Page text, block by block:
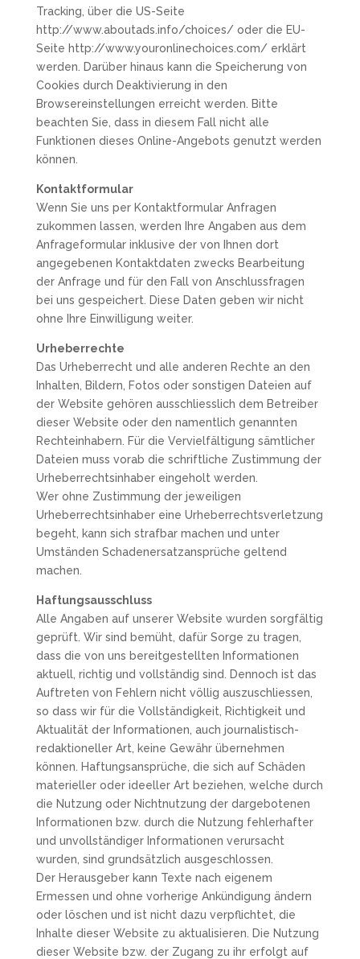
Tracking, über die US-Seite
http://www.aboutads.info/choices/ oder die EU-
Seite http://www.youronlinechoices.com/ erklärt
werden. Darüber hinaus kann die Speicherung von
Cookies durch Deaktivierung in den
Browsereinstellungen erreicht werden. Bitte
beachten Sie, dass in diesem Fall nicht alle
Funktionen dieses Online-Angebots genutzt werden
können.
Kontaktformular
Wenn Sie uns per Kontaktformular Anfragen
zukommen lassen, werden Ihre Angaben aus dem
Anfrageformular inklusive der von Ihnen dort
angegebenen Kontaktdaten zwecks Bearbeitung
der Anfrage und für den Fall von Anschlussfragen
bei uns gespeichert. Diese Daten geben wir nicht
ohne Ihre Einwilligung weiter.
Urheberrechte
Das Urheberrecht und alle anderen Rechte an den
Inhalten, Bildern, Fotos oder sonstigen Dateien auf
der Website gehören ausschliesslich dem Betreiber
dieser Website oder den namentlich genannten
Rechteinhabern. Für die Vervielfältigung sämtlicher
Dateien muss vorab die schriftliche Zustimmung der
Urheberrechtsinhaber eingeholt werden.
Wer ohne Zustimmung der jeweiligen
Urheberrechtsinhaber eine Urheberrechtsverletzung
begeht, kann sich strafbar machen und unter
Umständen Schadenersatzansprüche geltend
machen.
Haftungsausschluss
Alle Angaben auf unserer Website wurden sorgfältig
geprüft. Wir sind bemüht, dafür Sorge zu tragen,
dass die von uns bereitgestellten Informationen
aktuell, richtig und vollständig sind. Dennoch ist das
Auftreten von Fehlern nicht völlig auszuschliessen,
so dass wir für die Vollständigkeit, Richtigkeit und
Aktualität der Informationen, auch journalistisch-
redaktioneller Art, keine Gewähr übernehmen
können. Haftungsansprüche, die sich auf Schäden
materieller oder ideeller Art beziehen, welche durch
die Nutzung oder Nichtnutzung der dargebotenen
Informationen bzw. durch die Nutzung fehlerhafter
und unvollständiger Informationen verursacht
wurden, sind grundsätzlich ausgeschlossen.
Der Herausgeber kann Texte nach eigenem
Ermessen und ohne vorherige Ankündigung ändern
oder löschen und ist nicht dazu verpflichtet, die
Inhalte dieser Website zu aktualisieren. Die Nutzung
dieser Website bzw. der Zugang zu ihr erfolgt auf